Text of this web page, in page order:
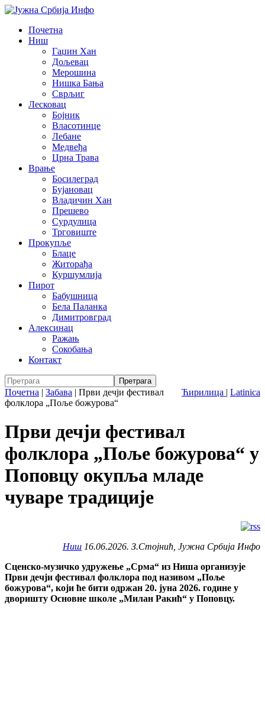
Почетна
Ниш
Гаџин Хан
Дољевац
Мерошина
Нишка Бања
Сврљиг
Лесковац
Бојник
Власотинце
Лебане
Медвеђа
Црна Трава
Врање
Босилеград
Бујановац
Владичин Хан
Прешево
Сурдулица
Трговиште
Прокупље
Блаце
Житорађа
Куршумлија
Пирот
Бабушница
Бела Паланка
Димитровград
Алексинац
Ражањ
Сокобања
Контакт
Ћирилица | Latinica
Почетна | Забава | Први дечји фестивал
фолклора „Поље божурова“
Први дечји фестивал
фолклора „Поље божурова“ у
Поповцу окупља младе
чуваре традиције
Ниш 16.06.2026. З.Стојнић, Јужна Србија Инфо
Сценско-музичко удружење „Срма“ из Ниша организује
Први дечји фестивал фолклора под називом „Поље
божурова“, који ће бити одржан 20. јуна 2026. године у
дворишту Основне школе „Милан Ракић“ у Поповцу.